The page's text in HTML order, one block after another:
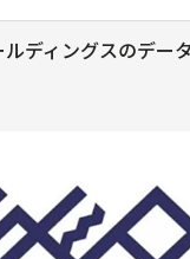
ルディングスのデー